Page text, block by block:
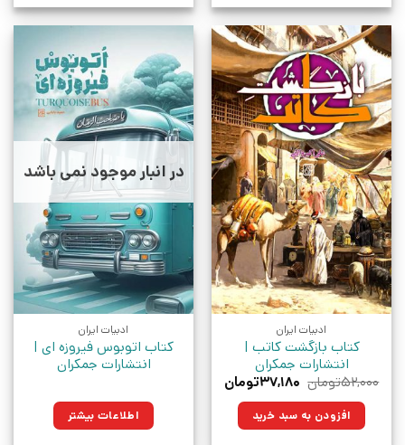
ادبیات ایران
کتاب بازگشت کاتب |
انتشارات جمکران
۵۲,۰۰۰تومان قیمت
۵۲,۰۰۰تومان
بود.
۳۷,۱۸۰تومان
افزودن به سبد خرید
در انبار موجود نمی باشد
ادبیات ایران
کتاب اتوبوس فیروزه ای |
انتشارات جمکران
اطلاعات بیشتر